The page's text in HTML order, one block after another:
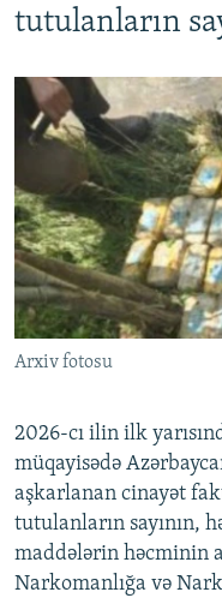
tutulanların
Arxiv fotosu
2026-cı ilin ilk
müqayisədə
aşkarlanan cinayət
tutulanların sayının,
maddələrin həcminin
Narkomanlığa və